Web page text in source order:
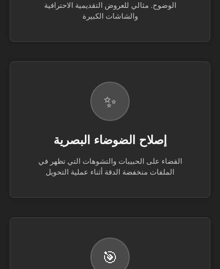
الوضوح. مثالي للعروض التقديمية الاحترافية
والشاشات الكبيرة
✨
إصلاح الضوضاء البصرية
القضاء على الحبيبات والتشوهات التي تظهر في
الملفات منخفضة الدقة أثناء عملية التحويل
🎯